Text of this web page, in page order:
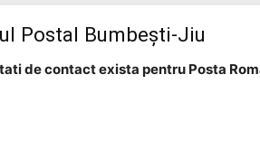
Postal Bumbeşti-Jiu
de contact exista pentru Posta